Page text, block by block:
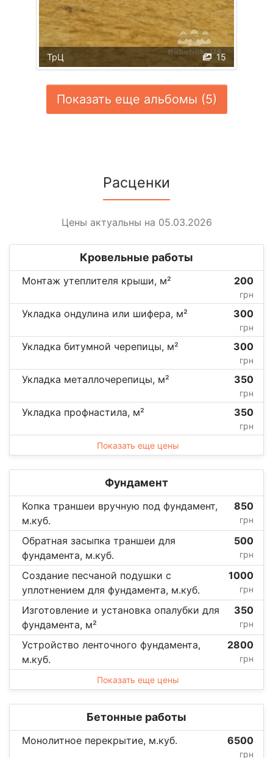
15
ТрЦ
Показать еще альбомы (5)
Расценки
Цены актуальны на 05.03.2026
Кровельные работы
Монтаж утеплителя крыши, м² 200
грн
Укладка ондулина или шифера, м² 300
грн
Укладка битумной черепицы, м² 300
грн
Укладка металлочерепицы, м² 350
грн
Укладка профнастила, м² 350
грн
Показать еще цены
Фундамент
Копка траншеи вручную под фундамент,
м.куб.
850
грн
Обратная засыпка траншеи для
фундамента, м.куб.
500
грн
Создание песчаной подушки с
уплотнением для фундамента, м.куб.
1000
грн
Изготовление и установка опалубки для
фундамента, м²
350
грн
Устройство ленточного фундамента,
м.куб.
2800
грн
Показать еще цены
Бетонные работы
Монолитное перекрытие, м.куб. 6500
грн